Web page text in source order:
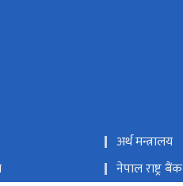
अर्थ मन्त्रालय
नेपाल राष्ट्र बैंक